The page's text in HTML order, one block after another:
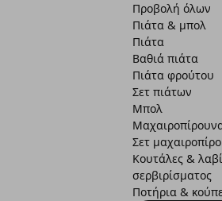
Προβολή όλων
Πιάτα & μπολ
Πιάτα
Βαθιά πιάτα
Πιάτα φρούτου
Σετ πιάτων
Μπολ
Σετ
Κουτάλες &
σερβιρίσματος
Ποτήρια &